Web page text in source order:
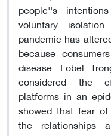
people''s
voluntary
pandemic has
because
disease. Lobel
considered the
platforms in an
showed that fear
the relationships